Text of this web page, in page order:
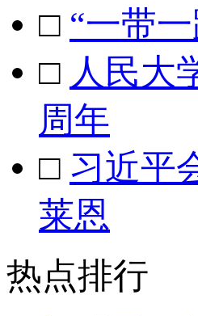
□ “一带
□ 人民大
周年
□ 习近平
莱恩
热点排行